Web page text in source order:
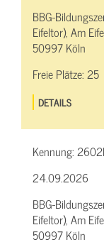
BBG-
Eifeltor), Am
50997 Köln
Freie Plätze:25
DETAILS
Kennung:
24.09.2026
BBG-
Eifeltor), Am
50997 Köln